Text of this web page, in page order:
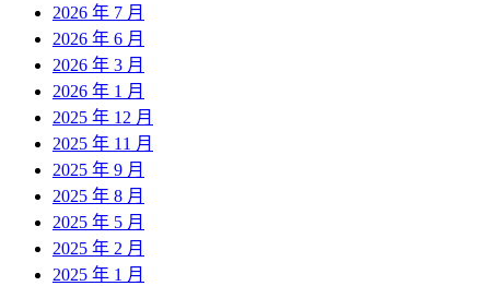
2026 年 7 月
2026 年 6 月
2026 年 3 月
2026 年 1 月
2025 年 12 月
2025 年 11 月
2025 年 9 月
2025 年 8 月
2025 年 5 月
2025 年 2 月
2025 年 1 月